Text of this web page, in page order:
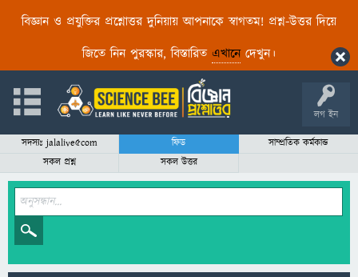
বিজ্ঞান ও প্রযুক্তির প্রশ্নোত্তর দুনিয়ায় আপনাকে স্বাগতম! প্রশ্ন-উত্তর দিয়ে
জিতে নিন পুরস্কার, বিস্তারিত এখানেদেখুন।
লগ ইন
সদস্যঃ jalalive5com ফিড
সাম্প্রতিক কর্মকান্ড
সকল প্রশ্ন
সকল উত্তর